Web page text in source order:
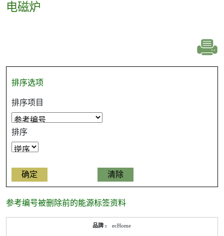
电磁炉
排序选项
排序项目
排序
参考编号被删除前的能源标签资料
ecHome